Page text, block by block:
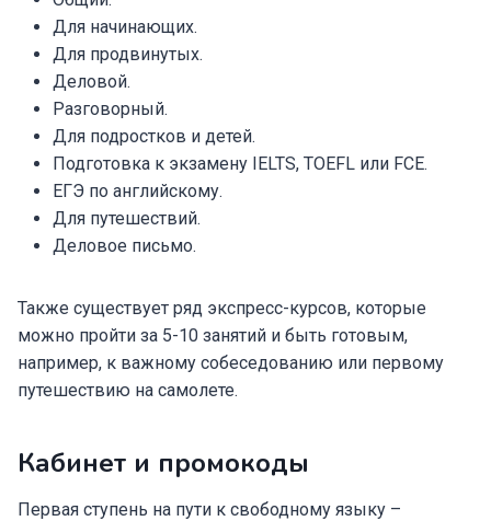
Для начинающих.
Для продвинутых.
Деловой.
Разговорный.
Для подростков и детей.
Подготовка к экзамену IELTS, TOEFL или FCE.
ЕГЭ по английскому.
Для путешествий.
Деловое письмо.
Также существует ряд экспресс-курсов, которые
можно пройти за 5-10 занятий и быть готовым,
например, к важному собеседованию или первому
путешествию на самолете.
Кабинет и промокоды
Первая ступень на пути к свободному языку –